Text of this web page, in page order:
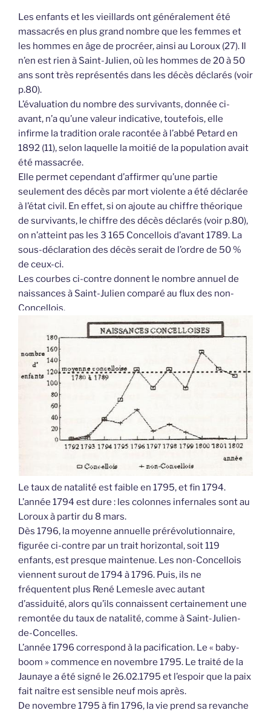
Les enfants et les vieillards ont généralement été
massacrés en plus grand nombre que les femmes et
les hommes en âge de procréer, ainsi au Loroux (27). Il
n’en est rien à Saint-Julien, où les hommes de 20 à 50
ans sont très représentés dans les décès déclarés (voir
p.80).
L’évaluation du nombre des survivants, donnée ci-
avant, n’a qu’une valeur indicative, toutefois, elle
infirme la tradition orale racontée à l’abbé Petard en
1892 (11), selon laquelle la moitié de la population avait
été massacrée.
Elle permet cependant d’affirmer qu’une partie
seulement des décès par mort violente a été déclarée
à l’état civil. En effet, si on ajoute au chiffre théorique
de survivants, le chiffre des décès déclarés (voir p.80),
on n’atteint pas les 3 165 Concellois d’avant 1789. La
sous-déclaration des décès serait de l’ordre de 50 %
de ceux-ci.
Les courbes ci-contre donnent le nombre annuel de
naissances à Saint-Julien comparé au flux des non-
Concellois.
Le taux de natalité est faible en 1795, et fin 1794.
L’année 1794 est dure : les colonnes infernales sont au
Loroux à partir du 8 mars.
Dès 1796, la moyenne annuelle prérévolutionnaire,
figurée ci-contre par un trait horizontal, soit 119
enfants, est presque maintenue. Les non-Concellois
viennent surout de 1794 à 1796. Puis, ils ne
fréquentent plus René Lemesle avec autant
d’assiduité, alors qu’ils connaissent certainement une
remontée du taux de natalité, comme à Saint-Julien-
de-Concelles.
L’année 1796 correspond à la pacification. Le « baby-
boom » commence en novembre 1795. Le traité de la
Jaunaye a été signé le 26.02.1795 et l’espoir que la paix
fait naître est sensible neuf mois après.
De novembre 1795 à fin 1796, la vie prend sa revanche